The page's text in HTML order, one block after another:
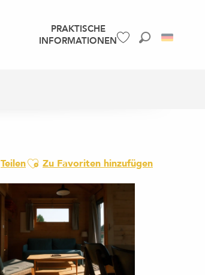
PRAKTISCHE
INFORMATIONEN
TeilenAjouter aux favoris
Zu Favoriten hinzufügen